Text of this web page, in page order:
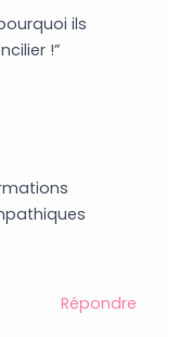
ils
!”
Répondre